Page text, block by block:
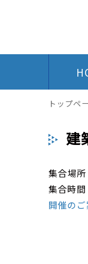
トップペ
建
集合場
集合時
開催の